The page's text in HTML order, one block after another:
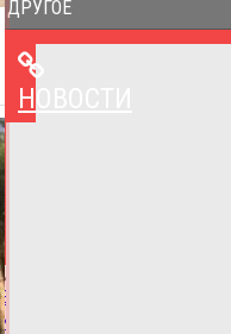
ДРУГОЕ
НОВОСТИ
Виталий
Королев